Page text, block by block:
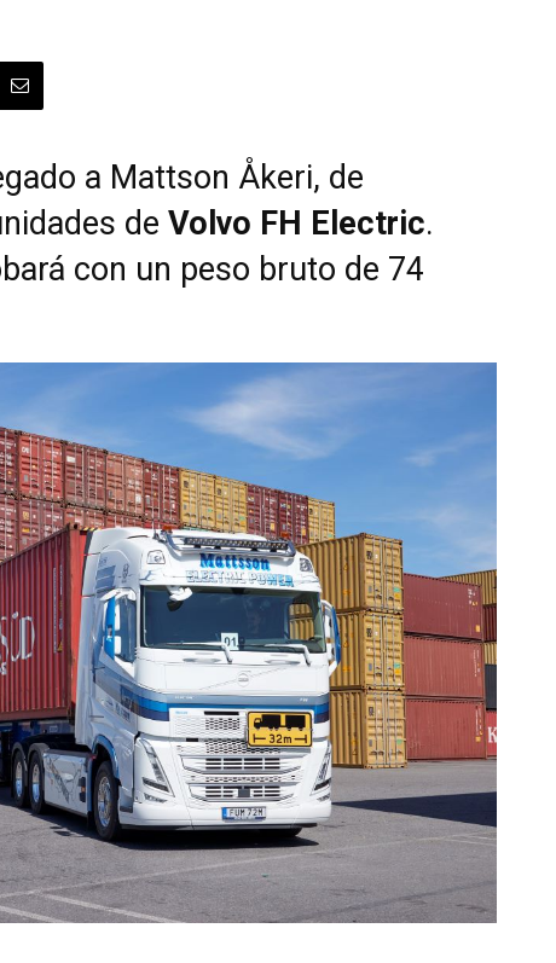
a Mattson Åkeri, de
de Volvo FH Electric.
con un peso bruto de 74